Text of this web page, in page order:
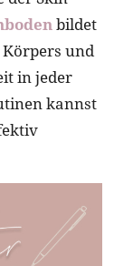
bildet
und
in jeder
kannst